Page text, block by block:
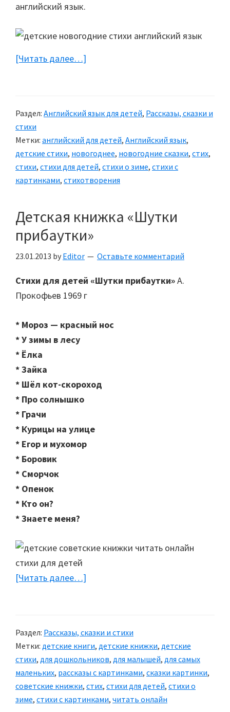
английский язык.
[Читать далее…]
английском
Раздел: Английский язык для детей, Рассказы, сказки и
стихи
Метки: английский для детей, Английский язык,
детские стихи, новогоднее, новогодние сказки, стих,
стихи, стихи для детей, стихи о зиме, стихи с
картинками, стихотворения
Детская книжка «Шутки
прибаутки»
23.01.2013 by Editor Оставьте комментарий
Стихи для детей «Шутки прибаутки»А.
Прокофьев 1969 г
* Мороз — красный нос
* У зимы в лесу
* Ёлка
* Зайка
* Шёл кот-скороход
* Про солнышко
* Грачи
* Курицы на улице
* Егор и мухомор
* Боровик
* Сморчок
* Опенок
* Кто он?
* Знаете меня?
[Читать далее…]
прибаутки»
Раздел: Рассказы, сказки и стихи
Метки: детские книги, детские книжки, детские
стихи, для дошкольников, для малышей, для самых
маленьких, рассказы с картинками, сказки картинки,
советские книжки, стих, стихи для детей, стихи о
зиме, стихи с картинками, читать онлайн